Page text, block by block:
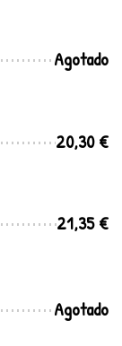
Agotado
20,30 €
21,35 €
Agotado